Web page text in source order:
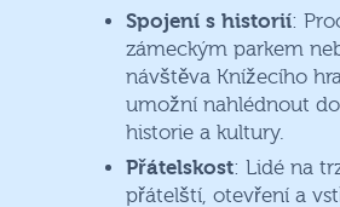
Spojení s historií:
zámeckým parkem
návštěva Knížecího
umožní nahlédnout
historie a kultury.
Přátelskost: Lidé na
přátelští, otevření a